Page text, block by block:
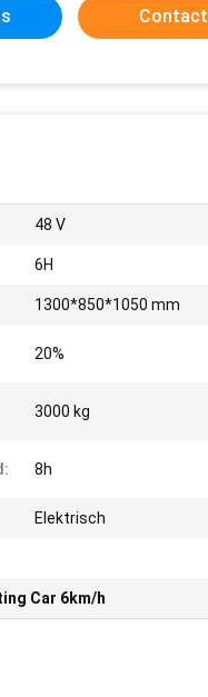
Contact
48 V
6H
1300*850*1050 mm
20%
3000 kg
8h
Elektrisch
Car 6km/h